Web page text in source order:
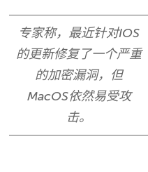
专家称，最近针对IOS
的更新修复了一个严重
的加密漏洞，但
MacOS依然易受攻
击。